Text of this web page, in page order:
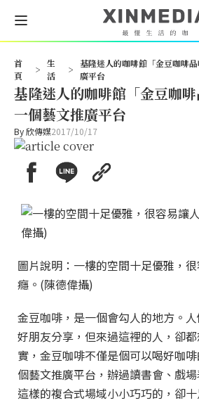
首
頁
>
生
活
>
基隆迷人的咖啡館「金豆咖啡
廣平台
基隆迷人的咖啡館「金豆咖
一個藝文推廣平台
By欣傳媒2017/10/17
圖片說明：一樓的空間十足優雅，
癮。(陳德偉攝)
金豆咖啡，是一個會勾人的地方。
好朋友分享，但來過這裡的人，卻
實，金豆咖啡不僅是個可以喝好咖
個藝文推廣平台，辦過讀書會、戲
這樣的複合式場域小小巧巧的，卻